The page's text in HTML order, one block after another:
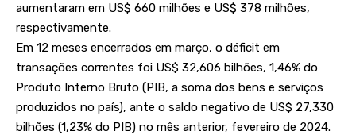
aumentaram em US$ 660 milhões e US$ 378 milhões,
respectivamente.
Em 12 meses encerrados em março, o déficit em
transações correntes foi US$ 32,606 bilhões, 1,46% do
Produto Interno Bruto (PIB, a soma dos bens e serviços
produzidos no país), ante o saldo negativo de US$ 27,330
bilhões (1,23% do PIB) no mês anterior, fevereiro de 2024.